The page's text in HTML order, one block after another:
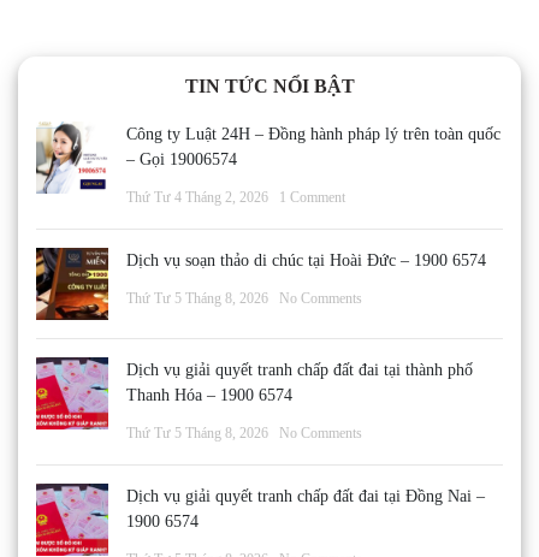
TIN TỨC NỔI BẬT
Công ty Luật 24H – Đồng hành pháp lý trên toàn quốc
– Gọi 19006574
Thứ Tư 4 Tháng 2, 2026 1 Comment
Dịch vụ soạn thảo di chúc tại Hoài Đức – 1900 6574
Thứ Tư 5 Tháng 8, 2026 No Comments
Dịch vụ giải quyết tranh chấp đất đai tại thành phố
Thanh Hóa – 1900 6574
Thứ Tư 5 Tháng 8, 2026 No Comments
Dịch vụ giải quyết tranh chấp đất đai tại Đồng Nai –
1900 6574